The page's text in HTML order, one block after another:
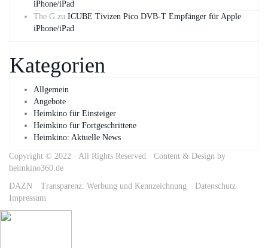
iPhone/iPad
The G zu ICUBE Tivizen Pico DVB-T Empfänger für Apple
iPhone/iPad
Kategorien
Allgemein
Angebote
Heimkino für Einsteiger
Heimkino für Fortgeschrittene
Heimkino: Aktuelle News
Copyright © 2022 · All Rights Reserved · Content & Design by
heimkino360.de
DAZN
Transparenz: Werbung und Kennzeichnung
Datenschutz
Impressum